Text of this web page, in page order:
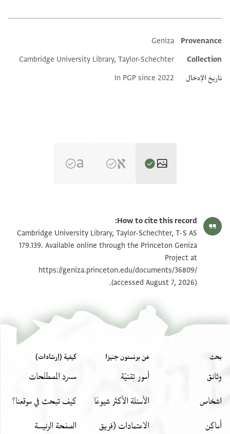
Additional metadata
Provenance
Geniza
Collection
Cambridge University Library, Taylor-Schechter
تاريخ الإدخال
In PGP since 2022
T-S AS 179.139 1v تكبير و تدوير
بيان أذونات الصورة
How to cite this record:
Cambridge University Library, Taylor-Schechter, T-S AS
179.139. Available online through the Princeton Geniza
Project at
https://geniza.princeton.edu/documents/36809/
(accessed August 7, 2026).
بحث
وثائق
اشخاص
أَماكِن
عن برنستون جنيزا
أمور تِقنيّة
الأسئلة الأكثر شيوعًا
الاعتمادات (فريق
كيفية (إرشادات)
مسرد المصطلحات
كيف تبحث في موقعنا؟
الصفحة الرئيسة